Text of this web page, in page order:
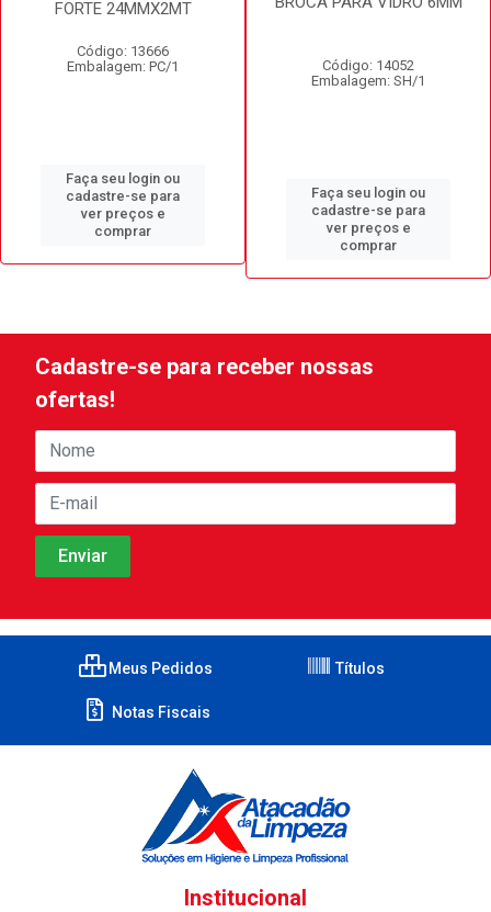
FORTE 24MMX2MT
Código: 13666
Embalagem: PC/1
Faça seu login ou
cadastre-se para
ver preços e
comprar
Código: 14052
Embalagem: SH/1
Faça seu login ou
cadastre-se para
ver preços e
comprar
Cadastre-se para receber nossas
ofertas!
Meus Pedidos Títulos
Notas Fiscais
Institucional